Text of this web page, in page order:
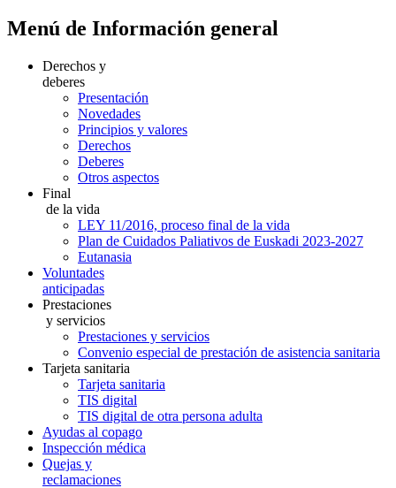
Menú de Información general
Derechos y
deberes
Presentación
Novedades
Principios y valores
Derechos
Deberes
Otros aspectos
Final
de la vida
LEY 11/2016, proceso final de la vida
Plan de Cuidados Paliativos de Euskadi 2023-2027
Eutanasia
Voluntades
anticipadas
Prestaciones
y servicios
Prestaciones y servicios
Convenio especial de prestación de asistencia sanitaria
Tarjeta sanitaria
Tarjeta sanitaria
TIS digital
TIS digital de otra persona adulta
Ayudas al copago
Inspección médica
Quejas y
reclamaciones